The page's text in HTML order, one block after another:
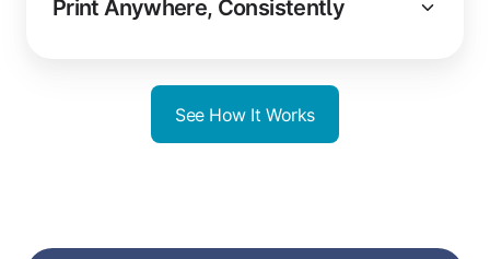
Print Anywhere, Consistently
See How It Works